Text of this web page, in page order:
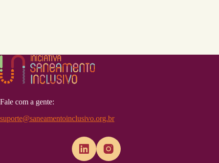
Fale com a gente:
suporte@saneamentoinclusivo.org.br